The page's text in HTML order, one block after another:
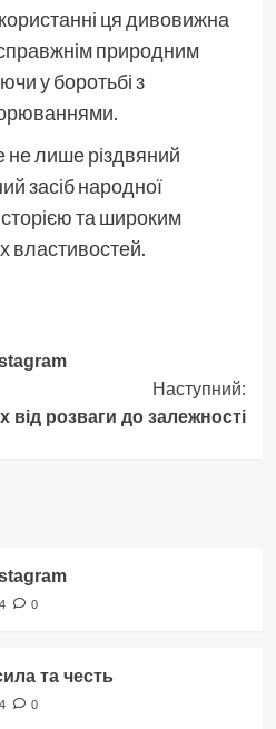
ця дивовижна
природним
у боротьбі з
не лише різдвяний
засіб народної
та широким
властивостей.
Наступний:
від розваги до залежності
0
та честь
0